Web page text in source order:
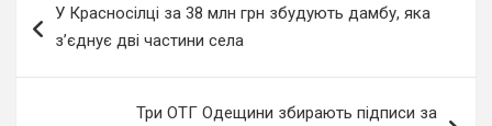
записів
У Красносілці за 38 млн грн збудують дамбу, яка
з’єднує дві частини села
Три ОТГ Одещини збирають підписи за